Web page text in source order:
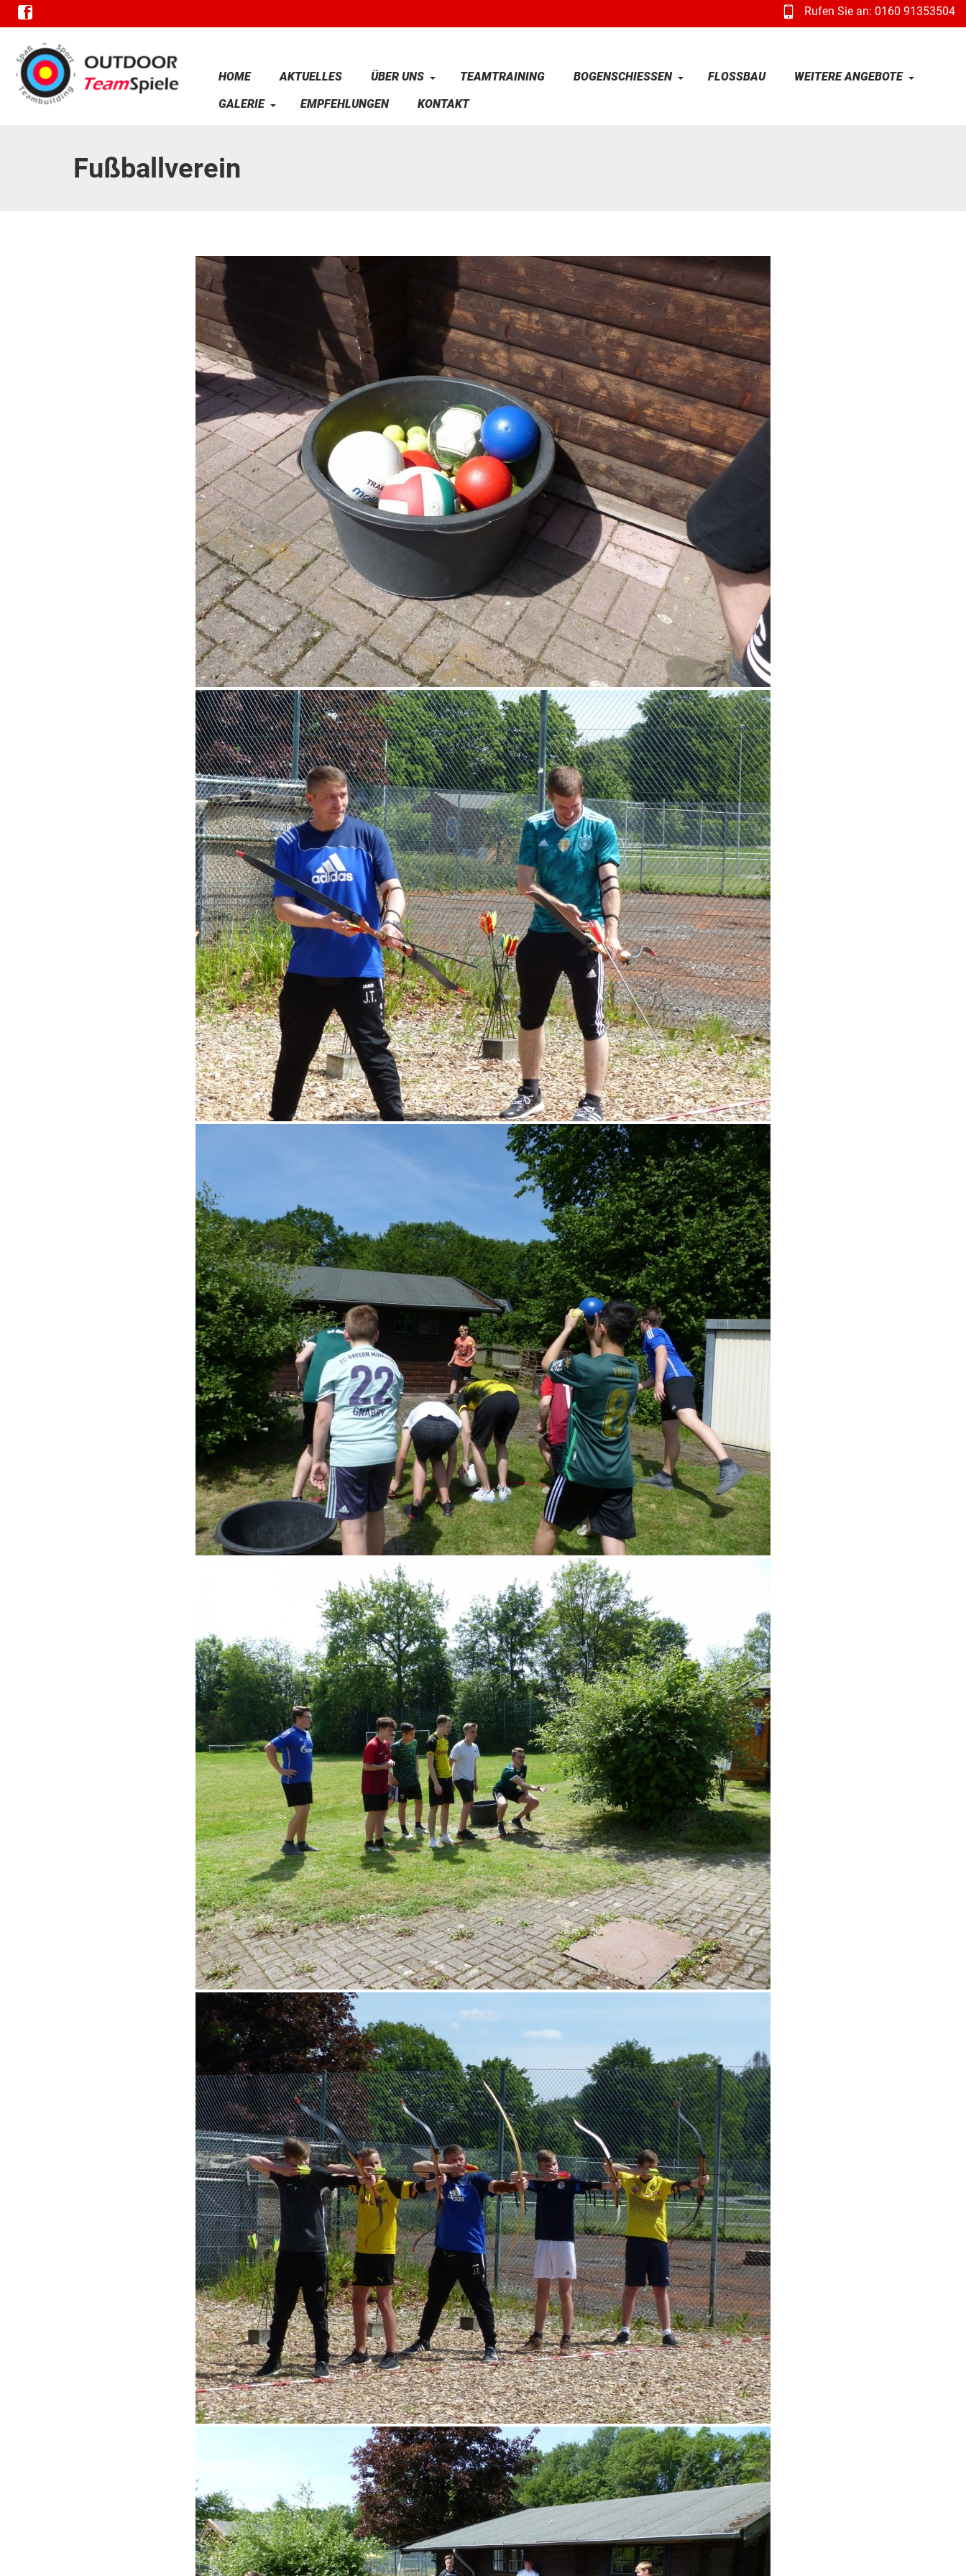
Rufen Sie an: 0160 91353504
HOME AKTUELLES ÜBER UNS TEAMTRAINING BOGENSCHIESSEN FLOSSBAU
WEITERE ANGEBOTE
GALERIE
EMPFEHLUNGEN KONTAKT
Fußballverein